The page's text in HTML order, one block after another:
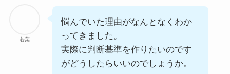
若葉
悩んでいた理由がなんとなくわか
ってきました。
実際に判断基準を作りたいのです
がどうしたらいいのでしょうか。